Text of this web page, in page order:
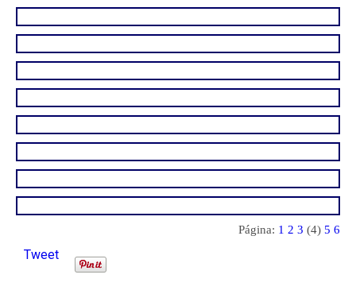
Página: 1 2 3 (4) 5 6
Tweet